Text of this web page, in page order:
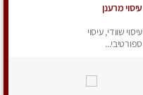
עיסוי מרענן
עיסוי שוודי, עיסוי
ספורטיבי...